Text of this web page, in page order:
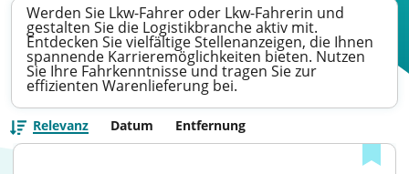
Werden Sie Lkw-Fahrer oder Lkw-Fahrerin und
gestalten Sie die Logistikbranche aktiv mit.
Entdecken Sie vielfältige Stellenanzeigen, die Ihnen
spannende Karrieremöglichkeiten bieten. Nutzen
Sie Ihre Fahrkenntnisse und tragen Sie zur
effizienten Warenlieferung bei.
Relevanz Datum Entfernung